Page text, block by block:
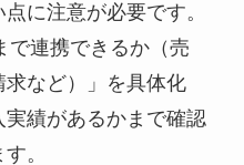
に注意が必要です。
で連携できるか（売
など）」を具体化
実績があるかまで確認
。